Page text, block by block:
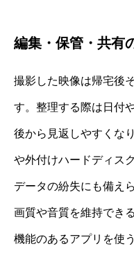
編集・保管・共有
撮影した映像は帰宅後
す。整理する際は日付
後から見返しやすくな
や外付けハードディス
データの紛失にも備え
画質や音質を維持でき
機能のあるアプリを使